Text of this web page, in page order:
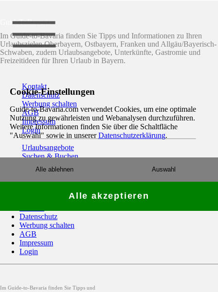
GuideToBavaria
Im Guide-to-Bavaria finden Sie Tipps und Informationen zu Ihren
Urlaubszielen Oberbayern, Ostbayern, Franken und Allgäu/Bayerisch-
Schwaben, zudem Urlaubsangebote, Unterkünfte, Gastromie und
Freizeitideen für Ihren Urlaub in Bayern.
Kontakt
Datenschutz
Werbung schalten
AGB
Impressum
Login
Urlaubsangebote
Suchen & Buchen
Newsletter
Datenschutz
Werbung schalten
AGB
Impressum
Login
Im Guide-to-Bavaria finden Sie Tipps und
Cookie-Einstellungen
Guide-to-Bavaria.com verwendet Cookies, um eine optimale
Nutzung zu gewährleisten und Webanalysen durchzuführen.
Weitere Informationen finden Sie über die Schaltfläche
"Auswahl" sowie in unsererDatenschutzerklärung.
Auswahl
Alle ablehnen
Alle akzeptieren